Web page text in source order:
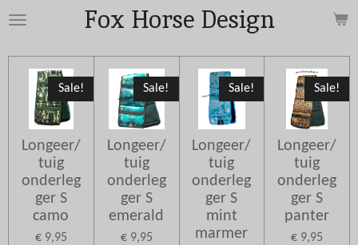
Ga
naar
hoofdinhoud
Fox Horse Design
Sale!
Longeer/
tuig
onderleg
ger S
camo
€ 9,95
Sale!
Longeer/
tuig
onderleg
ger S
emerald
€ 9,95
Sale!
Longeer/
tuig
onderleg
ger S
mint
marmer
Sale!
Longeer/
tuig
onderleg
ger S
panter
€ 9,95